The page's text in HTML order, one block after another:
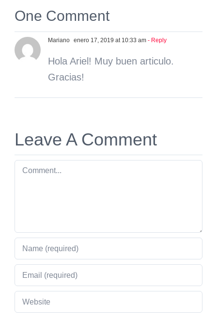
One Comment
Mariano enero 17, 2019 at 10:33 am - Reply
Hola Ariel! Muy buen articulo.
Gracias!
Leave A Comment
Comment